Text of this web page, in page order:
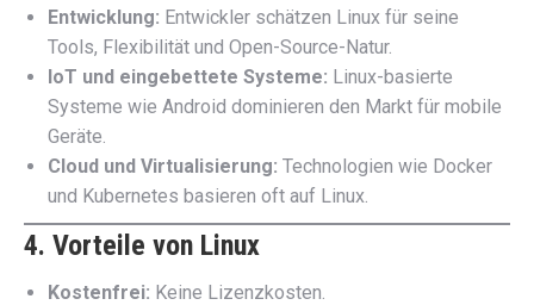
Entwicklung: Entwickler schätzen Linux für seine
Tools, Flexibilität und Open-Source-Natur.
IoT und eingebettete Systeme: Linux-basierte
Systeme wie Android dominieren den Markt für mobile
Geräte.
Cloud und Virtualisierung: Technologien wie Docker
und Kubernetes basieren oft auf Linux.
4. Vorteile von Linux
Kostenfrei: Keine Lizenzkosten.